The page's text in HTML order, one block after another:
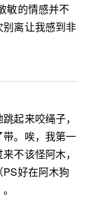
敏的情感并不
离让我感到非
起来咬绳子，
。唉，我第一
不该怪阿木，
好在阿木狗